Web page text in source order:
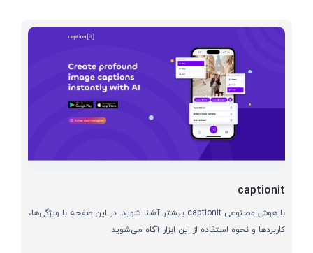
captionit
با هوش مصنوعی captionit بیشتر آشنا شوید. در این صفحه با ویژگی‌ها،
کاربردها و نحوه استفاده از این ابزار آگاه می‌شوید